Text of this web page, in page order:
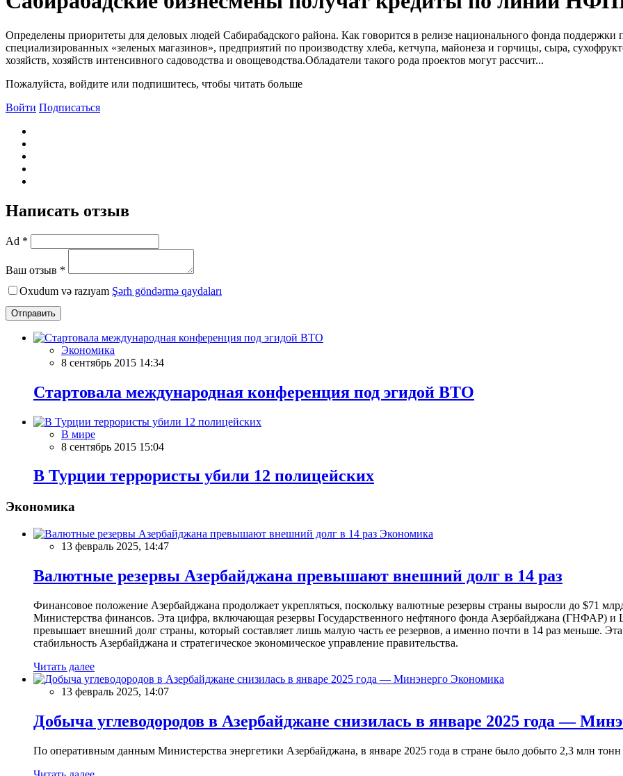
Определены приоритеты для деловых людей Сабирабадского района. Как говорится в релизе национального фонда
специализированных «зеленых магазинов», предприятий по производству хлеба, кетчупа, майонеза и горчицы, сыра,
хозяйств, хозяйств интенсивного садоводства и овощеводства.Обладатели такого рода проектов могут рассчит...
Пожалуйста, войдите или подпишитесь, чтобы читать больше
Войти Подписаться
Написать отзыв
Ad *
Ваш отзыв *
Oxudum və razıyam Şərh göndərmə qaydaları
Отправить
Экономика
8 сентябрь 2015 14:34
Стартовала международная конференция под эгидой ВТО
В мире
8 сентябрь 2015 15:04
В Турции террористы убили 12 полицейских
Экономика
Экономика
13 февраль 2025, 14:47
Валютные резервы Азербайджана превышают внешний долг в 14 раз
Финансовое положение Азербайджана продолжает укрепляться, поскольку валютные резервы страны выросли до $71
Министерства финансов. Эта цифра, включающая резервы Государственного нефтяного фонда Азербайджана (ГНФАР) и
превышает внешний долг страны, который составляет лишь малую часть ее резервов, а именно почти в 14 раз меньше.
стабильность Азербайджана и стратегическое экономическое управление правительства.
Читать далее
Экономика
13 февраль 2025, 14:07
Добыча углеводородов в Азербайджане снизилась в январе 2025 года —
По оперативным данным Министерства энергетики Азербайджана, в январе 2025 года в стране было добыто 2,3 млн тонн